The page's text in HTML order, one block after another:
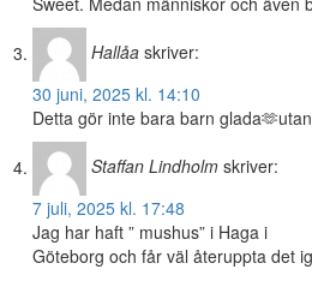
Hallåa skriver:
30 juni, 2025 kl. 14:10
Detta gör inte bara barn
Staffan Lindholm skriver:
7 juli, 2025 kl. 17:48
Jag har haft ” mushus” i Haga i
Göteborg och får väl återuppta det